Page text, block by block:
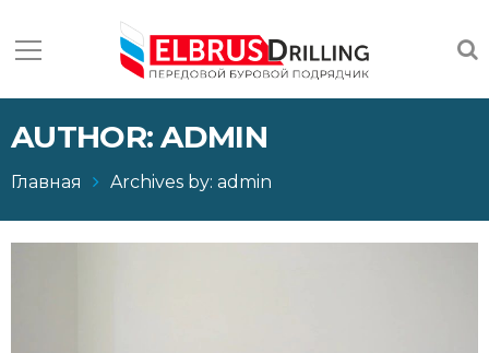
AUTHOR: ADMIN
Главная Archives by: admin